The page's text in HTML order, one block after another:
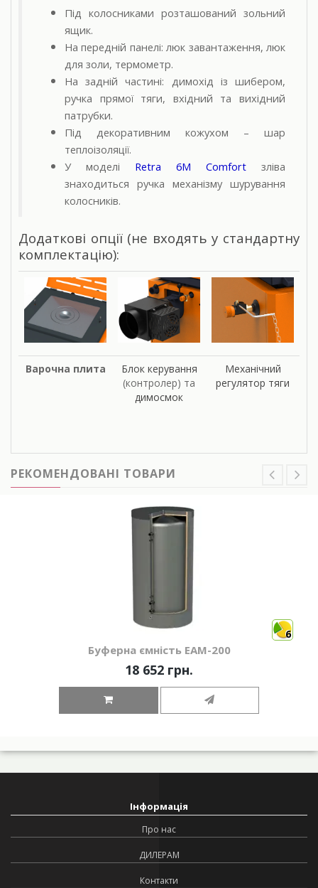
Під колосниками розташований зольний
ящик.
На передній панелі: люк завантаження, люк
для золи, термометр.
На задній частині: димохід із шибером,
ручка прямої тяги, вхідний та вихідний
патрубки.
Під декоративним кожухом – шар
теплоізоляції.
У моделі Retra 6M Comfort зліва
знаходиться ручка механізму шурування
колосників.
Додаткові опції (не входять у стандартну
комплектацію):
Варочна плита
Блок керування
(контролер) та
димосмок
Механічний
регулятор тяги
РЕКОМЕНДОВАНІ ТОВАРИ
6
Буферна ємність ЕАМ-200
18 652 грн.
Інформація
Про нас
ДИЛЕРАМ
Контакти